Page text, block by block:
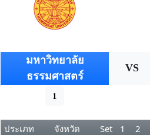
มหาวิทยาลัย
ธรรมศาสตร์
VS
1
ประเภท จังหวัด Set 1 2